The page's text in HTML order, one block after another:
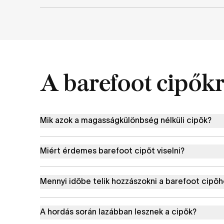
A barefoot
Mik azok a magasságkülönbség nélküli cipők?
Miért érdemes barefoot cipőt viselni?
Mennyi időbe telik hozzászokni a barefoot
A hordás során lazábban lesznek a cipők?